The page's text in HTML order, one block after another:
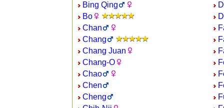
Bing Qing
Bo
Chan
Chang
Chang Juan
Chang-O
Chao
Chen
Cheng